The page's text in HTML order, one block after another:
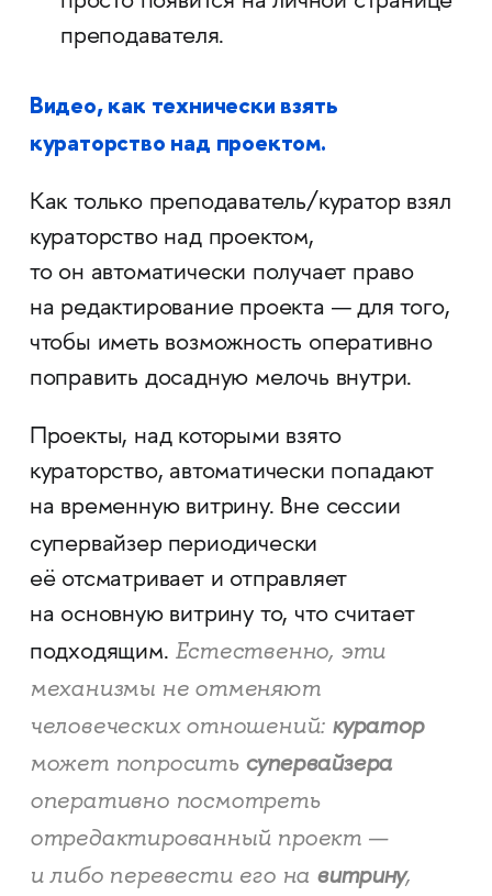
преподавателя.
Видео, как технически взять
кураторство над проектом.
Как только преподаватель/куратор взял
кураторство над проектом,
то он автоматически получает право
на редактирование проекта — для того,
чтобы иметь возможность оперативно
поправить досадную мелочь внутри.
Проекты, над которыми взято
кураторство, автоматически попадают
на временную витрину. Вне сессии
супервайзер периодически
её отсматривает и отправляет
на основную витрину то, что считает
подходящим. Естественно, эти
механизмы не отменяют
человеческих отношений: куратор
может попросить супервайзера
оперативно посмотреть
отредактированный проект —
и либо перевести его на витрину,